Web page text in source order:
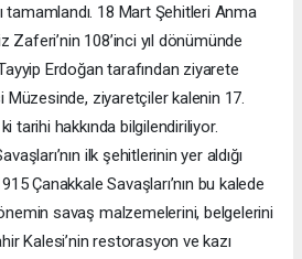
tamamlandı. 18 Mart Şehitleri Anma
Zaferi’nin 108’inci yıl dönümünde
Erdoğan tarafından ziyarete
Müzesinde, ziyaretçiler kalenin 17.
tarihi hakkında bilgilendiriliyor.
ilk şehitlerinin yer aldığı
Çanakkale Savaşları’nın bu kalede
savaş malzemelerini, belgelerini
Kalesi’nin restorasyon ve kazı